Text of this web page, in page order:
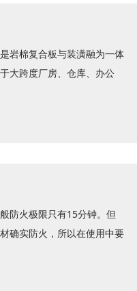
岩棉复合板与装潢融为一体
大跨度厂房、仓库、办公
防火极限只有15分钟。但
确实防火，所以在使用中要